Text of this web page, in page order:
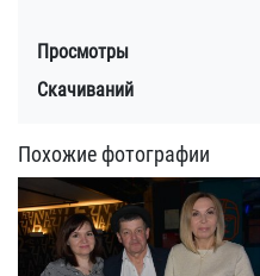
Просмотры
Скачиваний
Похожие фотографии